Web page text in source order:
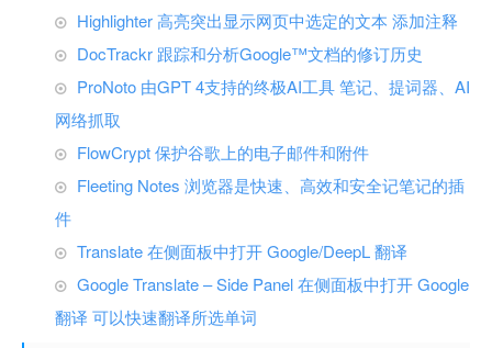
Highlighter 高亮突出显示网页中选定的文本 添加注释
DocTrackr 跟踪和分析Google™文档的修订历史
ProNoto 由GPT 4支持的终极AI工具 笔记、提词器、AI
网络抓取
FlowCrypt 保护谷歌上的电子邮件和附件
Fleeting Notes 浏览器是快速、高效和安全记笔记的插
件
Translate 在侧面板中打开 Google/DeepL 翻译
Google Translate – Side Panel 在侧面板中打开 Google
翻译 可以快速翻译所选单词